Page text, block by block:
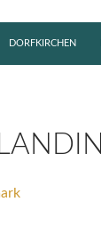
DORFKIRCHEN